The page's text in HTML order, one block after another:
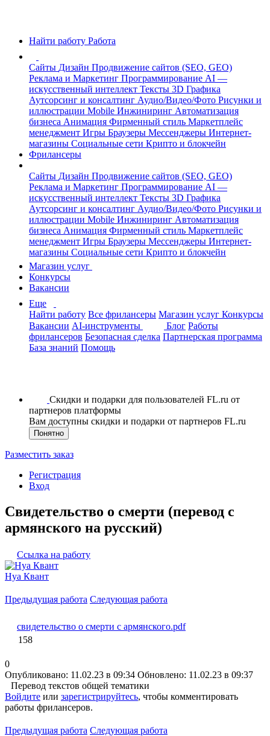
Найти работу Работа
Сайты Дизайн Продвижение сайтов (SEO, GEO)
Реклама и Маркетинг Программирование AI —
искусственный интеллект Тексты 3D Графика
Аутсорсинг и консалтинг Аудио/Видео/Фото Рисунки и
иллюстрации Mobile Инжиниринг Автоматизация
бизнеса Анимация Фирменный стиль Маркетплейс
менеджмент Игры Браузеры Мессенджеры Интернет-
магазины Социальные сети Крипто и блокчейн
Фрилансеры
Сайты Дизайн Продвижение сайтов (SEO, GEO)
Реклама и Маркетинг Программирование AI —
искусственный интеллект Тексты 3D Графика
Аутсорсинг и консалтинг Аудио/Видео/Фото Рисунки и
иллюстрации Mobile Инжиниринг Автоматизация
бизнеса Анимация Фирменный стиль Маркетплейс
менеджмент Игры Браузеры Мессенджеры Интернет-
магазины Социальные сети Крипто и блокчейн
Магазин услуг
Конкурсы
Вакансии
Еще
Найти работу Все фрилансеры Магазин услуг Конкурсы
Вакансии AI-инструменты Блог Работы
фрилансеров Безопасная сделка Партнерская программа
База знаний Помощь
Скидки и подарки для пользователей FL.ru от
партнеров платформы
Вам доступны скидки и подарки от партнеров FL.ru
Понятно
Разместить заказ
Регистрация
Вход
Свидетельство о смерти (перевод с
армянского на русский)
Ссылка на работу
Нуа Квант
Предыдущая работа Следующая работа
свидетельство о смерти с армянского.pdf
158
0
Опубликовано: 11.02.23 в 09:34 Обновлено: 11.02.23 в 09:37
Перевод текстов общей тематики
Войдите или зарегистрируйтесь, чтобы комментировать
работы фрилансеров.
Предыдущая работа Следующая работа